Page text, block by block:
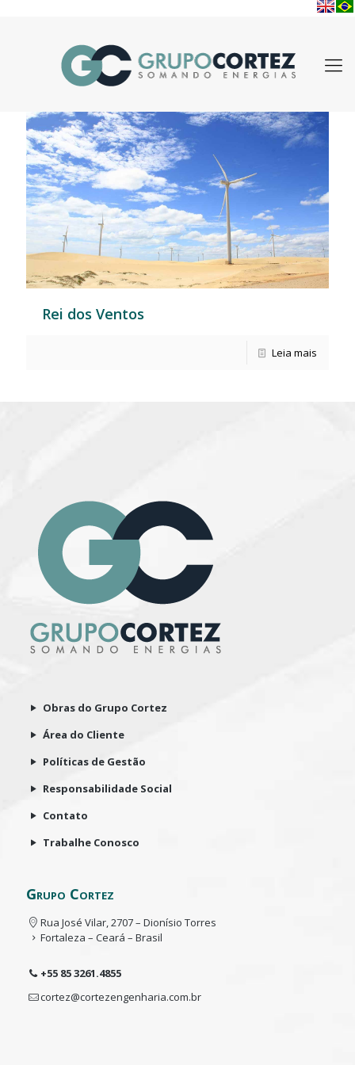
Rei dos Ventos
Leia mais
Obras do Grupo Cortez
Área do Cliente
Políticas de Gestão
Responsabilidade Social
Contato
Trabalhe Conosco
Grupo Cortez
Rua José Vilar, 2707 – Dionísio Torres
Fortaleza – Ceará – Brasil
+55 85 3261.4855
cortez@cortezengenharia.com.br